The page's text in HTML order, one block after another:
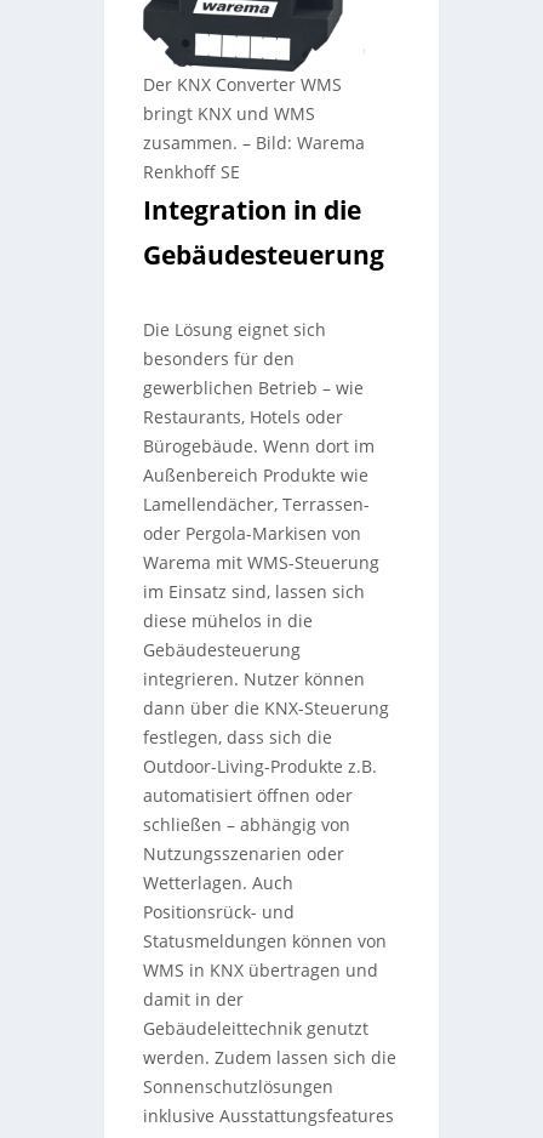
Der KNX Converter WMS
bringt KNX und WMS
zusammen. – Bild: Warema
Renkhoff SE
Integration in die
Gebäudesteuerung
Die Lösung eignet sich
besonders für den
gewerblichen Betrieb – wie
Restaurants, Hotels oder
Bürogebäude. Wenn dort im
Außenbereich Produkte wie
Lamellendächer, Terrassen-
oder Pergola-Markisen von
Warema mit WMS-Steuerung
im Einsatz sind, lassen sich
diese mühelos in die
Gebäudesteuerung
integrieren. Nutzer können
dann über die KNX-Steuerung
festlegen, dass sich die
Outdoor-Living-Produkte z.B.
automatisiert öffnen oder
schließen – abhängig von
Nutzungsszenarien oder
Wetterlagen. Auch
Positionsrück- und
Statusmeldungen können von
WMS in KNX übertragen und
damit in der
Gebäudeleittechnik genutzt
werden. Zudem lassen sich die
Sonnenschutzlösungen
inklusive Ausstattungsfeatures